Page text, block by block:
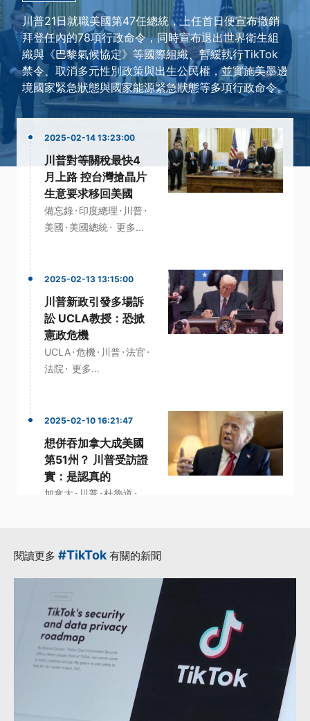
川普21日就職美國第47任總統，上任首日便宣布撤銷
拜登任內的78項行政命令，同時宣布退出世界衛生組
織與《巴黎氣候協定》等國際組織、暫緩執行TikTok
禁令、取消多元性別政策與出生公民權，並實施美墨邊
境國家緊急狀態與國家能源緊急狀態等多項行政命令。
2025-02-14 13:23:00
川普對等關稅最快4
月上路 控台灣搶晶片
生意要求移回美國
備忘錄· 印度總理 · 川普·
美國 · 美國總統· 更多...
2025-02-13 13:15:00
川普新政引發多場訴
訟 UCLA教授：恐掀
憲政危機
UCLA·危機 · 川普·法官 ·
法院 · 更多...
2025-02-10 16:21:47
想併吞加拿大成美國
第51州？ 川普受訪證
實：是認真的
加拿大 · 川普·杜魯道 ·
閱讀更多 #TikTok 有關的新聞